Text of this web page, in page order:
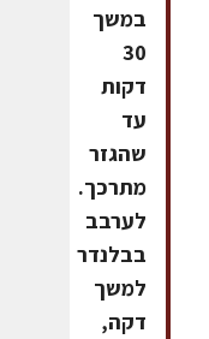
במשך
30
דקות
עד
שהגזר
מתרכך.
לערבב
בבלנדר
למשך
דקה,